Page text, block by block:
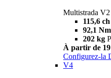
Multistrada V2
115,6 ch
92,1 Nm
202 kg
À partir de 19
Configurez-la
V4